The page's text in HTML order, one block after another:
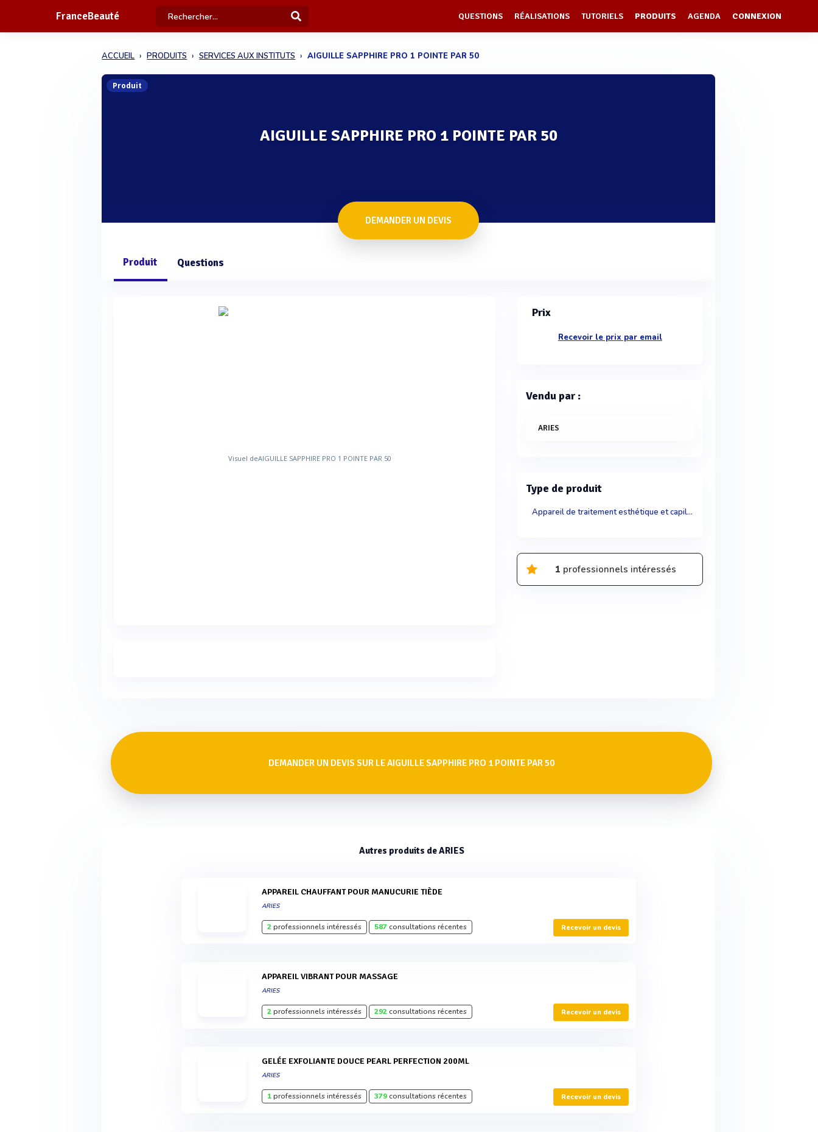
FranceBeauté QUESTIONS RÉALISATIONS TUTORIELS PRODUITS AGENDA CONNEXION
ACCUEIL PRODUITS SERVICES AUX INSTITUTS AIGUILLE SAPPHIRE PRO 1 POINTE PAR 50
Produit
AIGUILLE SAPPHIRE PRO 1 POINTE PAR 50
DEMANDER UN DEVIS
Produit Questions
Prix
Recevoir le prix par email
Vendu par :
ARIES
Type de produit
Appareil de traitement esthétique et capillaire
1 professionnels intéressés
DEMANDER UN DEVIS SUR LE AIGUILLE SAPPHIRE PRO 1 POINTE PAR 50
Autres produits de ARIES
APPAREIL CHAUFFANT POUR MANUCURIE TIÈDE
ARIES
2professionnels intéressés 587consultations récentes Recevoir un devis
APPAREIL VIBRANT POUR MASSAGE
ARIES
2professionnels intéressés 292consultations récentes Recevoir un devis
GELÉE EXFOLIANTE DOUCE PEARL PERFECTION 200ML
ARIES
1professionnels intéressés 379consultations récentes Recevoir un devis